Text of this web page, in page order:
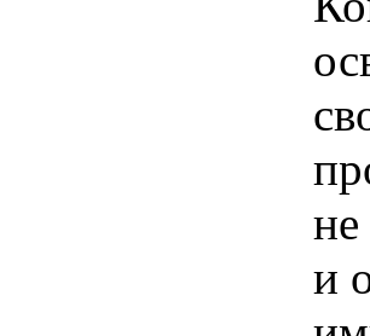
не
и